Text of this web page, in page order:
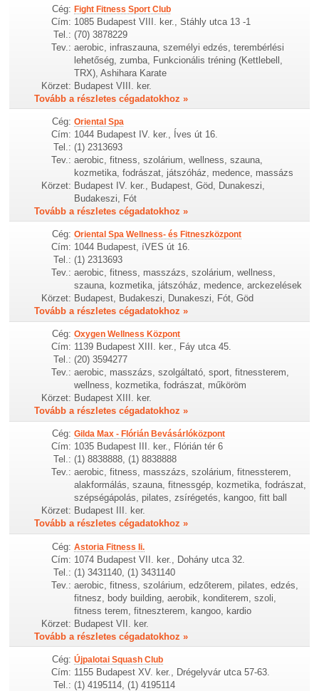
Cég: Fight Fitness Sport Club
Cím: 1085 Budapest VIII. ker., Stáhly utca 13 -1
Tel.: (70) 3878229
Tev.: aerobic, infraszauna, személyi edzés, terembérlési
lehetőség, zumba, Funkcionális tréning (Kettlebell,
TRX), Ashihara Karate
Körzet: Budapest VIII. ker.
Tovább a részletes cégadatokhoz »
Cég: Oriental Spa
Cím: 1044 Budapest IV. ker., Íves út 16.
Tel.: (1) 2313693
Tev.: aerobic, fitness, szolárium, wellness, szauna,
kozmetika, fodrászat, játszóház, medence, massázs
Körzet: Budapest IV. ker., Budapest, Göd, Dunakeszi,
Budakeszi, Fót
Tovább a részletes cégadatokhoz »
Cég: Oriental Spa Wellness- és Fitneszközpont
Cím: 1044 Budapest, íVES út 16.
Tel.: (1) 2313693
Tev.: aerobic, fitness, masszázs, szolárium, wellness,
szauna, kozmetika, játszóház, medence, arckezelések
Körzet: Budapest, Budakeszi, Dunakeszi, Fót, Göd
Tovább a részletes cégadatokhoz »
Cég: Oxygen Wellness Központ
Cím: 1139 Budapest XIII. ker., Fáy utca 45.
Tel.: (20) 3594277
Tev.: aerobic, masszázs, szolgáltató, sport, fitnessterem,
wellness, kozmetika, fodrászat, műköröm
Körzet: Budapest XIII. ker.
Tovább a részletes cégadatokhoz »
Cég: Gilda Max - Flórián Bevásárlóközpont
Cím: 1035 Budapest III. ker., Flórián tér 6
Tel.: (1) 8838888, (1) 8838888
Tev.: aerobic, fitness, masszázs, szolárium, fitnessterem,
alakformálás, szauna, fitnessgép, kozmetika, fodrászat,
szépségápolás, pilates, zsírégetés, kangoo, fitt ball
Körzet: Budapest III. ker.
Tovább a részletes cégadatokhoz »
Cég: Astoria Fitness Ii.
Cím: 1074 Budapest VII. ker., Dohány utca 32.
Tel.: (1) 3431140, (1) 3431140
Tev.: aerobic, fitness, szolárium, edzőterem, pilates, edzés,
fitnesz, body building, aerobik, konditerem, szoli,
fitness terem, fitneszterem, kangoo, kardio
Körzet: Budapest VII. ker.
Tovább a részletes cégadatokhoz »
Cég: Újpalotai Squash Club
Cím: 1155 Budapest XV. ker., Drégelyvár utca 57-63.
Tel.: (1) 4195114, (1) 4195114